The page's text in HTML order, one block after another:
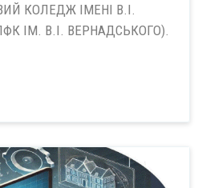
КОЛЕДЖ IМЕНI В.І.
ІМ. В.І. ВЕРНАДСЬКОГО).